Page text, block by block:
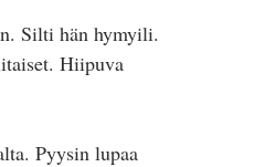
Silti hän hymyili.
Hiipuva
Pyysin lupaa